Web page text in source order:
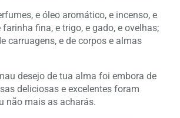
e óleo aromático, e incenso, e
farinha fina, e trigo, e gado, e ovelhas;
carruagens, e de corpos e almas
desejo de tua alma foi embora de
deliciosas e excelentes foram
não mais as acharás.